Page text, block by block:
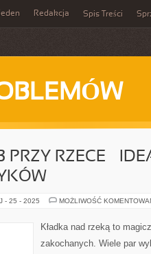
Redakcja Spis Treści
PRZY RZECE –
- 25 - 2025 MOŻLIWOŚĆ
Kładka nad rzeką to
zakochanych. Wiele par